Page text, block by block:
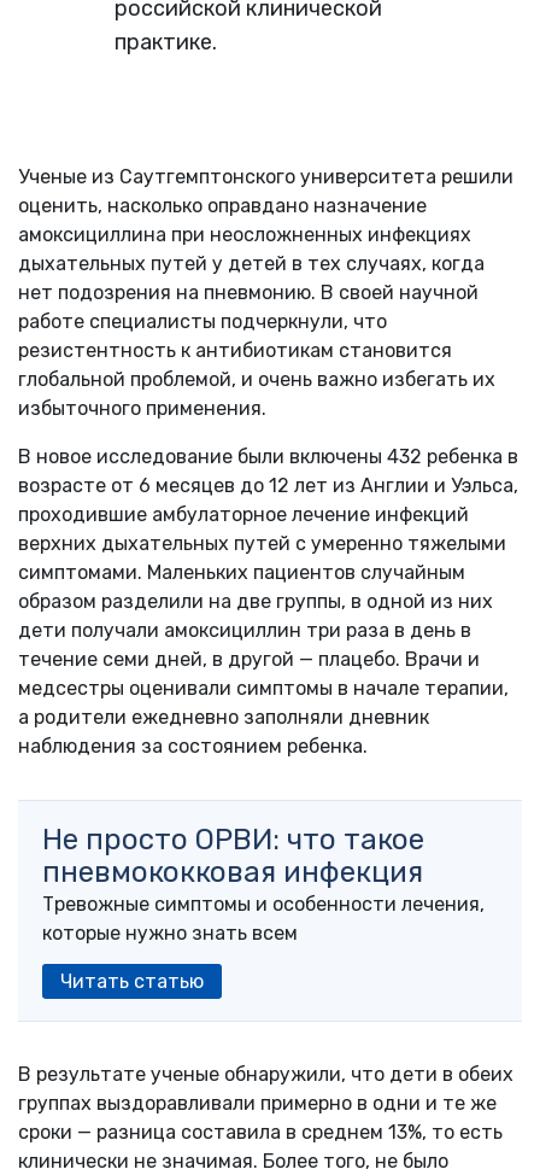
российской клинической
практике.
Ученые из Саутгемптонского университета решили
оценить, насколько оправдано назначение
амоксициллина при неосложненных инфекциях
дыхательных путей у детей в тех случаях, когда
нет подозрения на пневмонию. В своей научной
работе специалисты подчеркнули, что
резистентность к антибиотикам становится
глобальной проблемой, и очень важно избегать их
избыточного применения.
В новое исследование были включены 432 ребенка в
возрасте от 6 месяцев до 12 лет из Англии и Уэльса,
проходившие амбулаторное лечение инфекций
верхних дыхательных путей с умеренно тяжелыми
симптомами. Маленьких пациентов случайным
образом разделили на две группы, в одной из них
дети получали амоксициллин три раза в день в
течение семи дней, в другой — плацебо. Врачи и
медсестры оценивали симптомы в начале терапии,
а родители ежедневно заполняли дневник
наблюдения за состоянием ребенка.
Не просто ОРВИ: что такое
пневмококковая инфекция
Тревожные симптомы и особенности лечения,
которые нужно знать всем
Читать статью
В результате ученые обнаружили, что дети в обеих
группах выздоравливали примерно в одни и те же
сроки — разница составила в среднем 13%, то есть
клинически не значимая. Более того, не было